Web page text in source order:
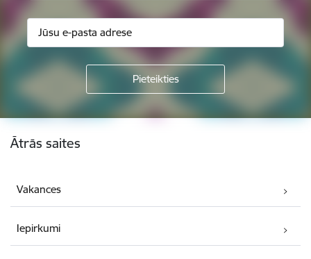
Kājene
Ātrās saites
Vakances
Iepirkumi